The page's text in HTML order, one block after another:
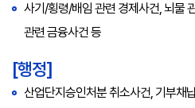
사기/횡령/배임 관련 경제사건, 뇌물
관련 금융사건 등
[행정]
산업단지승인처분 취소사건, 기부채